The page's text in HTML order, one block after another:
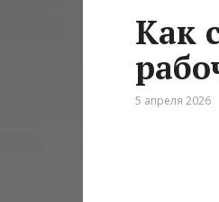
Как
5 апреля 2026